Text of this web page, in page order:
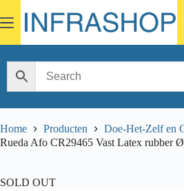
to
content
Home Producten
Doe-Het-Zelf en
Rueda Afo CR29465 Vast Latex rubber
SOLD OUT